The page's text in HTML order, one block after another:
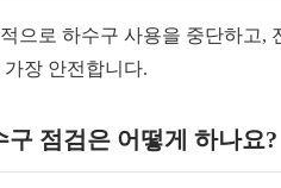
으로 하수구 사용을 중단하고,
가장 안전합니다.
구 점검은 어떻게 하나요?